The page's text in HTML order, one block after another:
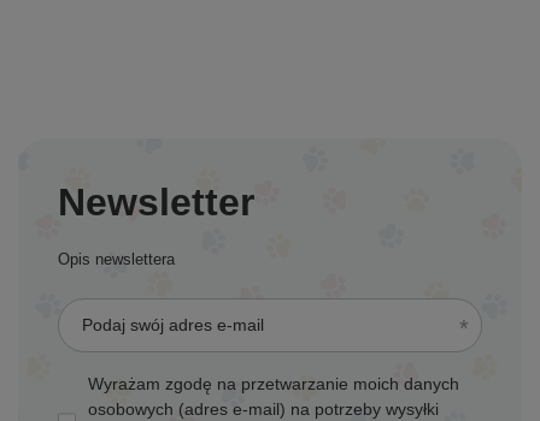
Newsletter
Opis newslettera
Podaj swój adres e-mail
Wyrażam zgodę na przetwarzanie moich danych
osobowych (adres e-mail) na potrzeby wysyłki